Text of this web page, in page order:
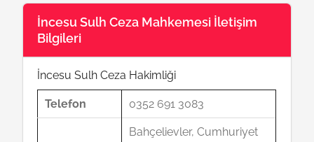
İncesu Sulh Ceza Mahkemesi İletişim
Bilgileri
İncesu Sulh Ceza Hakimliği
Telefon 0352 691 3083
Bahçelievler, Cumhuriyet